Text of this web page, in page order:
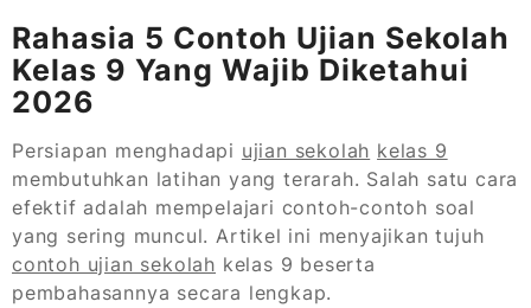
Rahasia 5 Contoh Ujian Sekolah
Kelas 9 Yang Wajib Diketahui
2026
Persiapan menghadapi ujian sekolah kelas 9
membutuhkan latihan yang terarah. Salah satu cara
efektif adalah mempelajari contoh-contoh soal
yang sering muncul. Artikel ini menyajikan tujuh
contoh ujian sekolah kelas 9 beserta
pembahasannya secara lengkap.